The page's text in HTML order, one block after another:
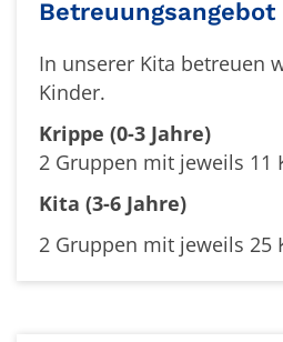
Betreuungsangebot
In unserer Kita betreuen
Kinder.
Krippe (0-3 Jahre)
2 Gruppen mit jeweils 11
Kita (3-6 Jahre)
2 Gruppen mit jeweils 25